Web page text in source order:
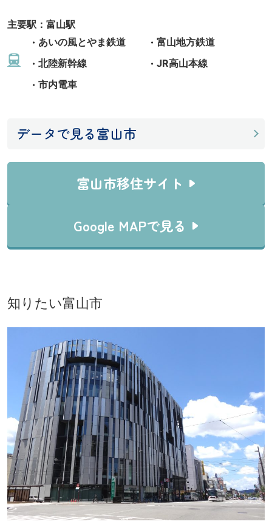
主要駅：富山駅
あいの風とやま鉄道
富山地方鉄道
北陸新幹線
JR高山本線
市内電車
データで見る富山市
富山市移住サイト
Google MAPで見る
知りたい富山市